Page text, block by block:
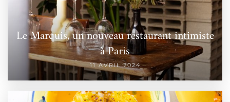
Le Marquis, un nouveau restaurant intimiste
à Paris
11 AVRIL 2024